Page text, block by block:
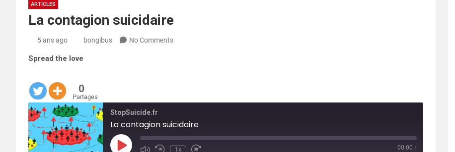
ARTICLES
La contagion suicidaire
5 ans ago bongibus No Comments
Spread the love
0
Partages
StopSuicide.fr
La contagion suicidaire
Play
1x 00:00 /